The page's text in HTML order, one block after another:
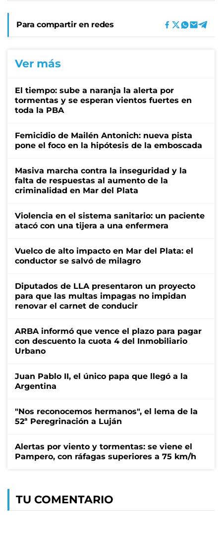
Para compartir en redes
Ver más
El tiempo: sube a naranja la alerta por
tormentas y se esperan vientos fuertes en
toda la PBA
Femicidio de Mailén Antonich: nueva pista
pone el foco en la hipótesis de la emboscada
Masiva marcha contra la inseguridad y la
falta de respuestas al aumento de la
criminalidad en Mar del Plata
Violencia en el sistema sanitario: un paciente
atacó con una tijera a una enfermera
Vuelco de alto impacto en Mar del Plata: el
conductor se salvó de milagro
Diputados de LLA presentaron un proyecto
para que las multas impagas no impidan
renovar el carnet de conducir
ARBA informó que vence el plazo para pagar
con descuento la cuota 4 del Inmobiliario
Urbano
Juan Pablo II, el único papa que llegó a la
Argentina
"Nos reconocemos hermanos", el lema de la
52ª Peregrinación a Luján
Alertas por viento y tormentas: se viene el
Pampero, con ráfagas superiores a 75 km/h
TU COMENTARIO